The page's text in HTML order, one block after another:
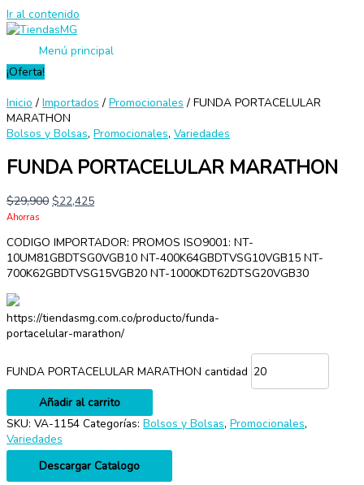
Ir al contenido
Menú principal
¡Oferta!
Inicio / Importados / Promocionales / FUNDA PORTACELULAR
MARATHON
Bolsos y Bolsas, Promocionales, Variedades
FUNDA PORTACELULAR MARATHON
$29,900 $22,425
Ahorras
CODIGO IMPORTADOR: PROMOS ISO9001: NT-
10UM81GBDTSG0VGB10 NT-400K64GBDTVSG10VGB15 NT-
700K62GBDTVSG15VGB20 NT-1000KDT62DTSG20VGB30
https://tiendasmg.com.co/producto/funda-
portacelular-marathon/
FUNDA PORTACELULAR MARATHON cantidad
Añadir al carrito
SKU: VA-1154 Categorías: Bolsos y Bolsas, Promocionales,
Variedades
Descargar Catalogo